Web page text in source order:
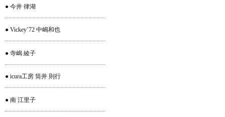
● 今井 律湖
● Vickey’72 中嶋和也
● 寺嶋 綾子
● icura工房 筒井 則行
● 南 江里子